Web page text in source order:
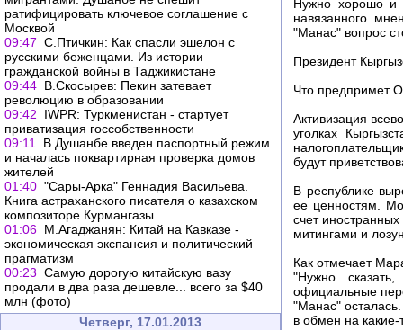
ратифицировать ключевое соглашение с
Москвой
09:47 С.Птичкин: Как спасли эшелон с
русскими беженцами. Из истории
гражданской войны в Таджикистане
09:44 В.Скосырев: Пекин затевает
революцию в образовании
09:42
IWPR: Туркменистан - стартует
приватизация госсобственности
09:11
В Душанбе введен паспортный режим
и началась поквартирная проверка домов
жителей
01:40 "Сары-Арка" Геннадия Васильева.
Книга астраханского писателя о казахском
композиторе Курмангазы
01:06 М.Агаджанян: Китай на Кавказе -
экономическая экспансия и политический
прагматизм
00:23 Самую дорогую китайскую вазу
продали в два раза дешевле... всего за $40
млн (фото)
Четверг, 17.01.2013
Нужно хорошо и
навязанного
"Манас" вопрос
Президент
Что предпримет
Активизация
уголках
будут
В республике
ее ценностям.
счет
митингами и
Как отмечает
"Нужно
официальные
"Манас"
в обмен на